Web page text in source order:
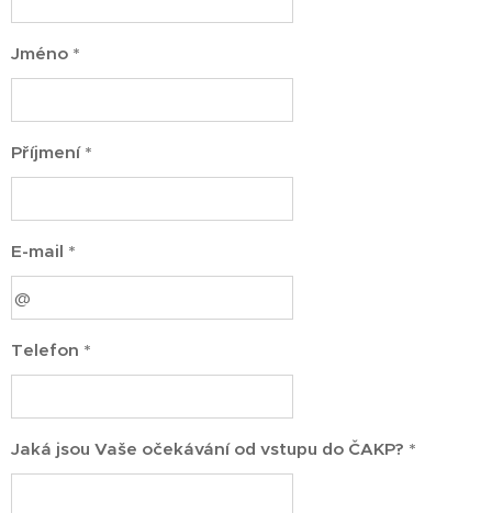
Jméno *
Příjmení *
E-mail *
Telefon *
Jaká jsou Vaše očekávání od vstupu do ČAKP? *